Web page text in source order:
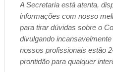
A Secretaria está atenta,
informações com nosso
para tirar dúvidas sobre o
divulgando
nossos profissionais estão
prontidão para qualquer